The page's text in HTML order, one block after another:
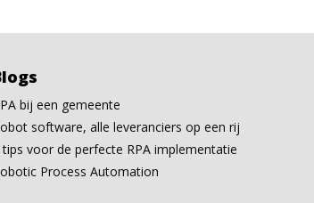
bij een gemeente
software, alle leveranciers op een rij
tips voor de perfecte RPA implementatie
Process Automation